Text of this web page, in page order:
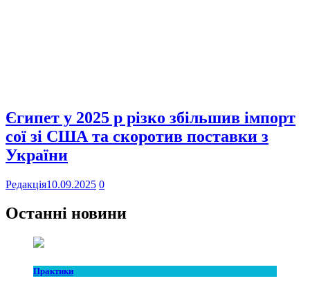
Єгипет у 2025 р різко збільшив імпорт
сої зі США та скоротив поставки з
України
Редакція10.09.2025 0
Останні новини
Практики